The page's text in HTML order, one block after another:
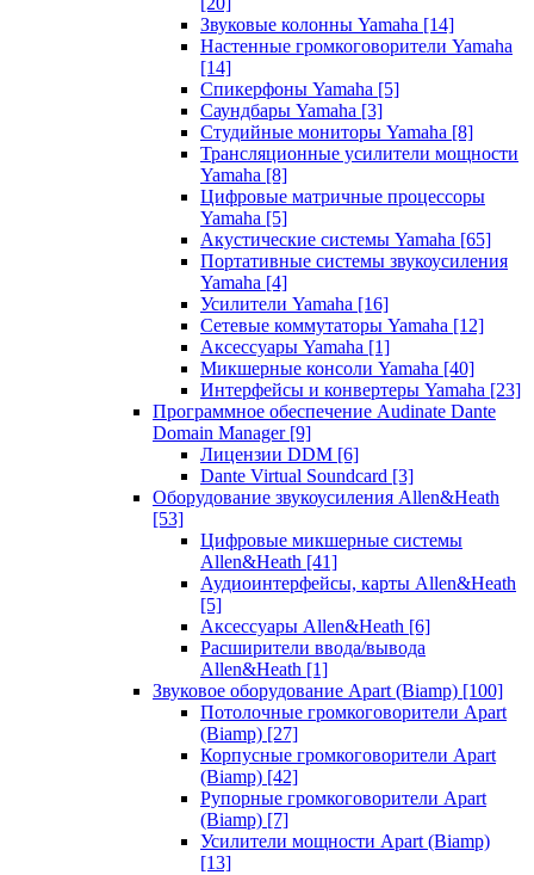
Звуковые колонны Yamaha [14]
Настенные громкоговорители Yamaha
[14]
Спикерфоны Yamaha [5]
Саундбары Yamaha [3]
Студийные мониторы Yamaha [8]
Трансляционные усилители мощности
Yamaha [8]
Цифровые матричные процессоры
Yamaha [5]
Акустические системы Yamaha [65]
Портативные системы звукоусиления
Yamaha [4]
Усилители Yamaha [16]
Сетевые коммутаторы Yamaha [12]
Аксессуары Yamaha [1]
Микшерные консоли Yamaha [40]
Интерфейсы и конвертеры Yamaha [23]
Программное обеспечение Audinate Dante
Domain Manager [9]
Лицензии DDM [6]
Dante Virtual Soundcard [3]
Оборудование звукоусиления Allen&Heath
[53]
Цифровые микшерные системы
Allen&Heath [41]
Аудиоинтерфейсы, карты Allen&Heath
[5]
Аксессуары Allen&Heath [6]
Расширители ввода/вывода
Allen&Heath [1]
Звуковое оборудование Apart (Biamp) [100]
Потолочные громкоговорители Apart
(Biamp) [27]
Корпусные громкоговорители Apart
(Biamp) [42]
Рупорные громкоговорители Apart
(Biamp) [7]
Усилители мощности Apart (Biamp)
[13]